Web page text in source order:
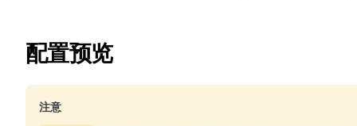
配置预览
注意